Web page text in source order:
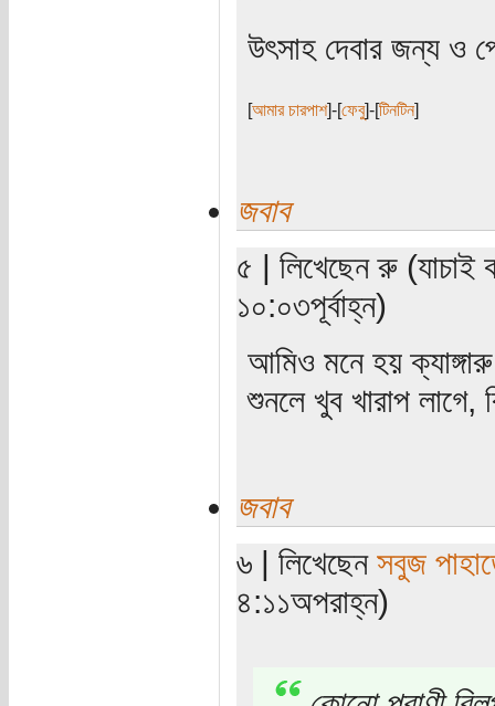
উৎসাহ দেবার জন্য ও
[আমার চারপাশ]-[ফেবু]-[টিনটিন]
জবাব
৫ | লিখেছেন রু (যাচাই
১০:০৩পূর্বাহ্ন)
আমিও মনে হয়
শুনলে খুব খারাপ
জবাব
৬ | লিখেছেন সবুজ
৪:১১অপরাহ্ন)